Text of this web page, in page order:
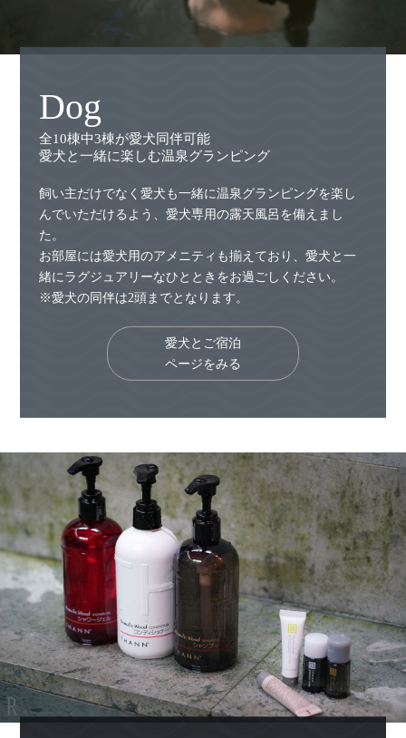
Dog
全10棟中3棟が愛犬同伴可能
愛犬と一緒に楽しむ温泉グランピング
飼い主だけでなく愛犬も一緒に温泉グランピングを楽し
んでいただけるよう、愛犬専用の露天風呂を備えまし
た。
お部屋には愛犬用のアメニティも揃えており、愛犬と一
緒にラグジュアリーなひとときをお過ごしください。
※愛犬の同伴は2頭までとなります。
愛犬とご宿泊
ページをみる